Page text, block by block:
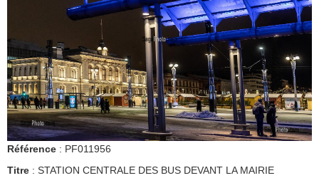
Référence : PF011956
Titre : STATION CENTRALE DES BUS DEVANT LA MAIRIE